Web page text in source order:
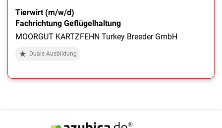
Tierwirt (m/w/d)
Fachrichtung Geflügelhaltung
MOORGUT KARTZFEHN Turkey Breeder GmbH
Duale Ausbildung